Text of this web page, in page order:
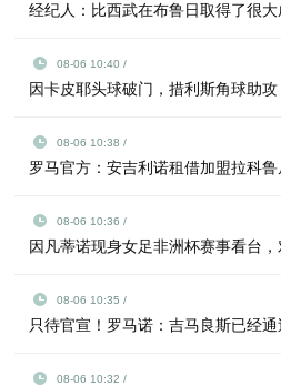
经纪人：比西武在布鲁日取得了很
08-06 10:40 /
因卡皮耶头球破门，措利斯角球助
08-06 10:38 /
罗马官方：安吉利诺租借加盟拉科
08-06 10:36 /
因凡蒂诺现身女足非洲杯赛事看台
08-06 10:35 /
只待官宣！罗马诺：吉马良斯已经
08-06 10:32 /